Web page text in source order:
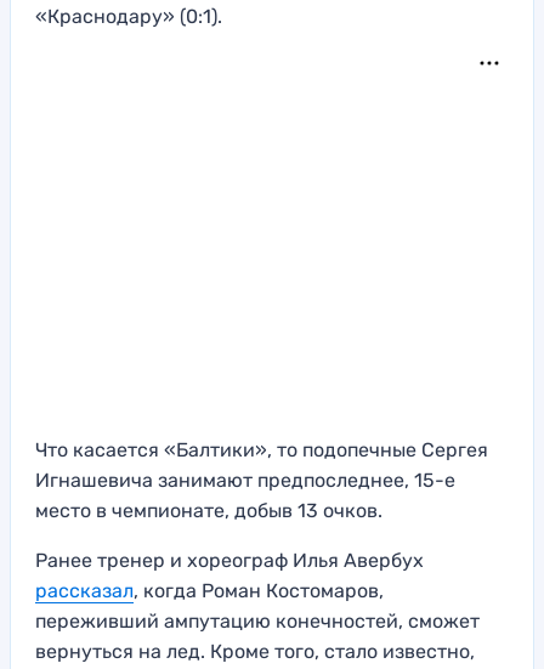
«Краснодару» (0:1).
Что касается «Балтики», то подопечные Сергея
Игнашевича занимают предпоследнее, 15-е
место в чемпионате, добыв 13 очков.
Ранее тренер и хореограф Илья Авербух
рассказал, когда Роман Костомаров,
переживший ампутацию конечностей, сможет
вернуться на лед. Кроме того, стало известно,